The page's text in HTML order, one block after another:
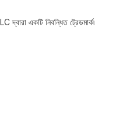
একটি নিবন্ধিত ট্রেডমার্ক৷